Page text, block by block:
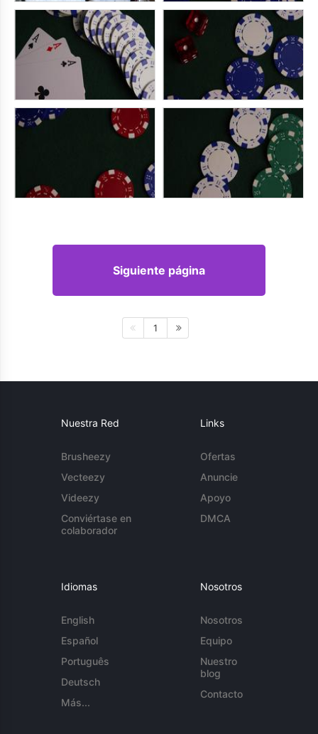
Siguiente página
1
Nuestra Red
Brusheezy
Vecteezy
Videezy
Conviértase en
colaborador
Links
Ofertas
Anuncie
Apoyo
DMCA
Idiomas
English
Español
Português
Deutsch
Más...
Nosotros
Nosotros
Equipo
Nuestro
blog
Contacto